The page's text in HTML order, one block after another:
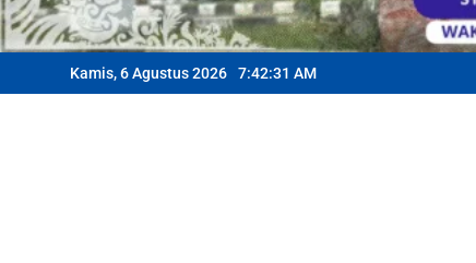
Kamis, 6 Agustus 2026 7:42:33 AM